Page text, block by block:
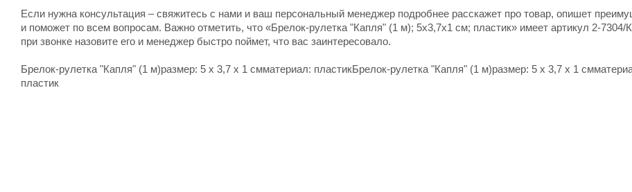
Если нужна консультация – свяжитесь с нами и ваш персональный менеджер подробнее расскажет про товар, опишет
и поможет по всем вопросам. Важно отметить, что «Брелок-рулетка "Капля" (1 м); 5х3,7х1 см; пластик» имеет артикул 2-7304/
при звонке назовите его и менеджер быстро поймет, что вас заинтересовало.
Брелок-рулетка "Капля" (1 м)размер: 5 х 3,7 х 1 смматериал: пластикБрелок-рулетка "Капля" (1 м)размер: 5 х 3,7 х 1
пластик